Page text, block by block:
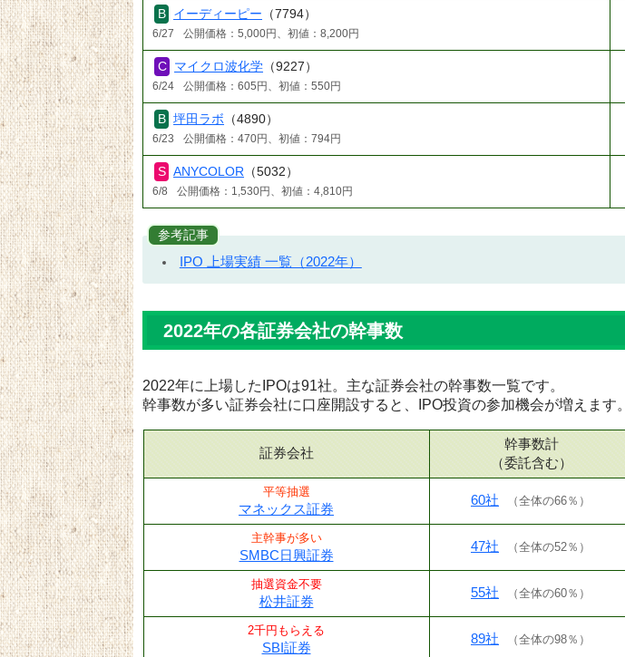
イーディーピー （7794）
6/27 公開価格：5,000円、初値：8,200円
マイクロ波化学 （9227）
6/24 公開価格：605円、初値：550円
坪田ラボ （4890）
6/23 公開価格：470円、初値：794円
ANYCOLOR （5032）
6/8 公開価格：1,530円、初値：4,810円
参考記事
IPO 上場実績 一覧（2022年）
2022年の各証券会社の幹事数
2022年に上場したIPOは91社。主な証券会社の幹事数一覧です。
幹事数が多い証券会社に口座開設すると、IPO投資の参加機会が増えます。
証券会社
幹事数計
（委託含む）
平等抽選
マネックス証券
60社 （全体の66％ ）
主幹事が多い
SMBC日興証券
47社 （全体の52％ ）
抽選資金不要
松井証券
55社 （全体の60％ ）
2千円もらえる
SBI証券
89社 （全体の98％ ）